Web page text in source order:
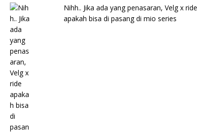
Nihh.. Jika ada yang penasaran, Velg x ride
apakah bisa di pasang di mio series